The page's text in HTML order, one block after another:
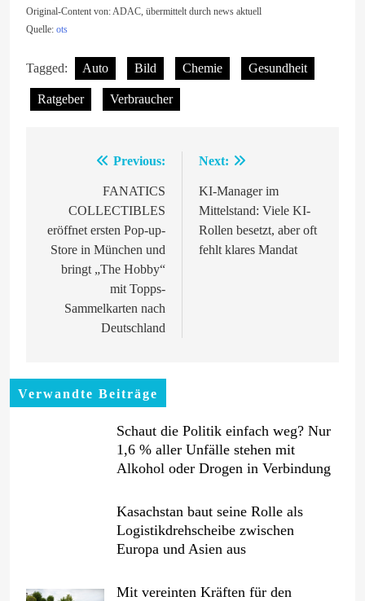
Original-Content von: ADAC, übermittelt durch news aktuell
Quelle: ots
Tagged: Auto Bild Chemie Gesundheit
Ratgeber Verbraucher
Beitragsnavigation
Previous:
FANATICS
COLLECTIBLES
eröffnet ersten Pop-up-
Store in München und
bringt „The Hobby“
mit Topps-
Sammelkarten nach
Deutschland
Next:
KI-Manager im
Mittelstand: Viele KI-
Rollen besetzt, aber oft
fehlt klares Mandat
Verwandte Beiträge
Schaut die Politik einfach weg? Nur
1,6 % aller Unfälle stehen mit
Alkohol oder Drogen in Verbindung
Kasachstan baut seine Rolle als
Logistikdrehscheibe zwischen
Europa und Asien aus
Mit vereinten Kräften für den